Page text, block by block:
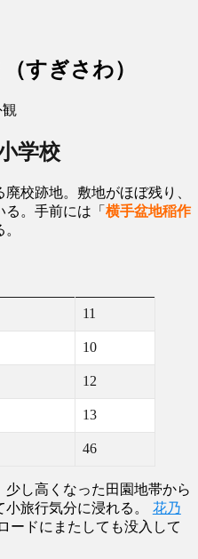
すぎさわ）
学校
校跡地。敷地がほぼ残り、
。手前には「 横手盆地稲作
11
10
12
13
46
少し高くなった田園地帯から
旅行気分に浸れる。
花乃
ードにまたしても没入して